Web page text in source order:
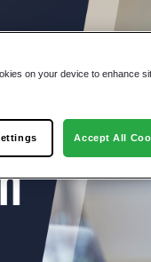
on your device to enhance
Accept All